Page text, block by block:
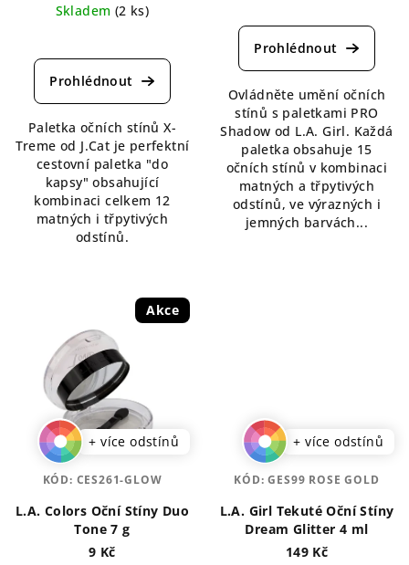
Skladem (2 ks)
hodnocení
produktu
z
5
hvězdiček.
Paletka očních stínů X-
Treme od J.Cat je perfektní
cestovní paletka "do
kapsy" obsahující
kombinaci celkem 12
matných i třpytivých
odstínů.
hodnocení
produktu
z
5
hvězdiček.
Ovládněte umění očních
stínů s paletkami PRO
Shadow od L.A. Girl. Každá
paletka obsahuje 15
očních stínů v kombinaci
matných a třpytivých
odstínů, ve výrazných i
jemných barvách...
Akce
+ více odstínů
L.A. Colors Oční Stíny Duo
Tone 7 g
9 Kč
KÓD: CES261-GLOW
+ více odstínů
L.A. Girl Tekuté Oční Stíny
Dream Glitter 4 ml
149 Kč
KÓD:GES99 ROSE GOLD